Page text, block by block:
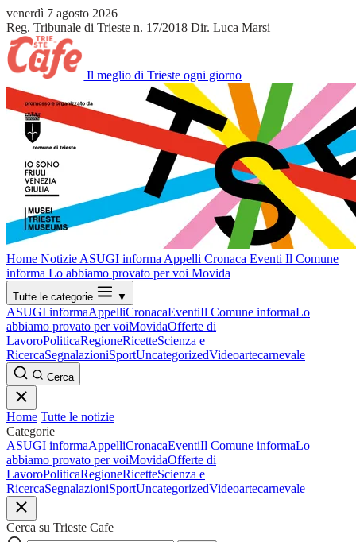
venerdì 7 agosto 2026
Reg. Tribunale di Trieste n. 17/2018 Dir. Luca Marsi
Il meglio di Trieste ogni giorno
Home Notizie ASUGI informa Appelli Cronaca Eventi Il Comune
informa Lo abbiamo provato per voi Movida
Tutte le categorie ▼
ASUGI informaAppelliCronacaEventiIl Comune informaLo
abbiamo provato per voiMovidaOfferte di
LavoroPoliticaRegioneRicetteScienza e
RicercaSegnalazioniSportUncategorizedVideoartecarnevale
Cerca
Home Tutte le notizie
Categorie
ASUGI informaAppelliCronacaEventiIl Comune informaLo
abbiamo provato per voiMovidaOfferte di
LavoroPoliticaRegioneRicetteScienza e
RicercaSegnalazioniSportUncategorizedVideoartecarnevale
Cerca su Trieste Cafe